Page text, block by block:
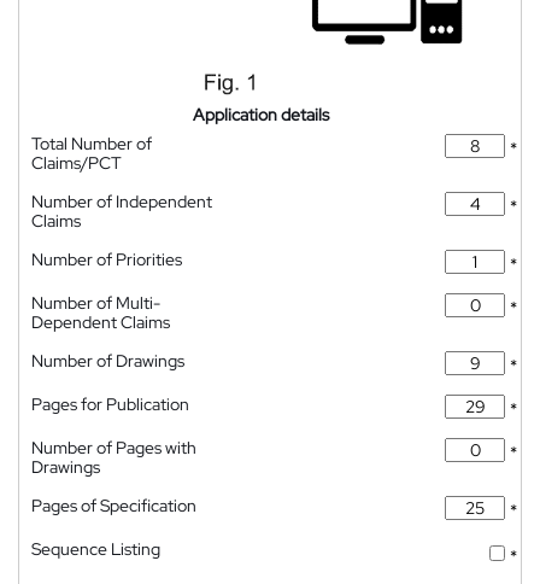
Application details
Total Number of
Claims/PCT
*
Number of Independent
Claims
*
Number of Priorities
*
Number of Multi-
Dependent Claims
*
Number of Drawings
*
Pages for Publication
*
Number of Pages with
Drawings
*
Pages of Specification
*
Sequence Listing
*